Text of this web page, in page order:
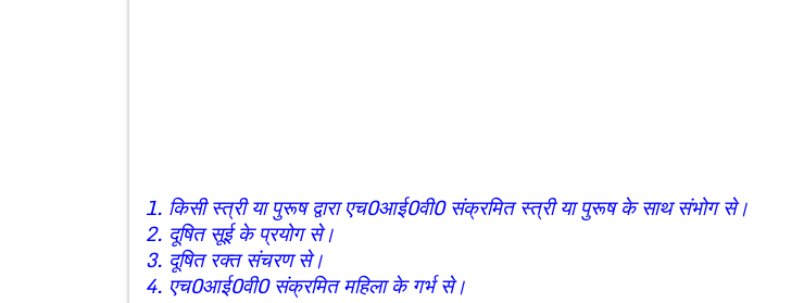
1. किसी स्त्री या पुरूष द्वारा एच0आई0वी0 संक्रमित स्त्री या पुरूष के साथ संभोग से।
2. दूषित सूई के प्रयोग से।
3. दूषित रक्त संचरण से।
4. एच0आई0वी0 संक्रमित महिला के गर्भ से।